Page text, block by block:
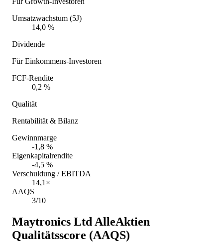
Umsatzwachstum (5J)
14,0 %
Dividende
Für Einkommens-Investoren
FCF-Rendite
0,2 %
Qualität
Rentabilität & Bilanz
Gewinnmarge
-1,8 %
Eigenkapitalrendite
-4,5 %
Verschuldung / EBITDA
14,1×
AAQS
3/10
Maytronics Ltd AlleAktien
Qualitätsscore (AAQS)